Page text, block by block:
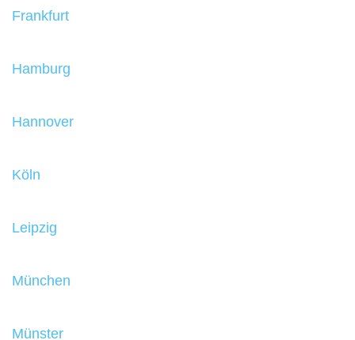
Frankfurt
Hamburg
Hannover
Köln
Leipzig
München
Münster